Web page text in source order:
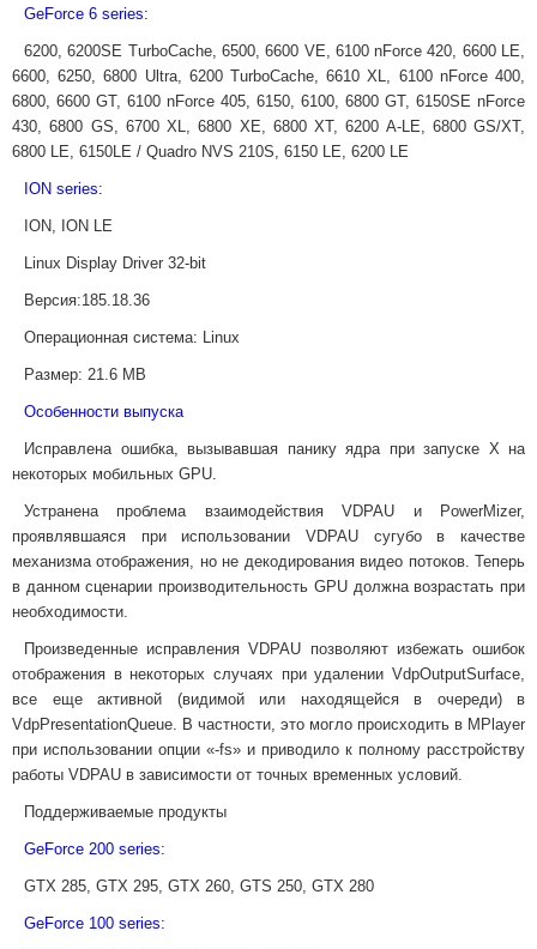
GeForce 6 series:
6200, 6200SE TurboCache, 6500, 6600 VE, 6100 nForce 420, 6600 LE,
6600, 6250, 6800 Ultra, 6200 TurboCache, 6610 XL, 6100 nForce 400,
6800, 6600 GT, 6100 nForce 405, 6150, 6100, 6800 GT, 6150SE nForce
430, 6800 GS, 6700 XL, 6800 XE, 6800 XT, 6200 A-LE, 6800 GS/XT,
6800 LE, 6150LE / Quadro NVS 210S, 6150 LE, 6200 LE
ION series:
ION, ION LE
Linux Display Driver 32-bit
Версия:185.18.36
Операционная система: Linux
Размер: 21.6 MB
Особенности выпуска
Исправлена ошибка, вызывавшая панику ядра при запуске X на
некоторых мобильных GPU.
Устранена проблема взаимодействия VDPAU и PowerMizer,
проявлявшаяся при использовании VDPAU сугубо в качестве
механизма отображения, но не декодирования видео потоков. Теперь
в данном сценарии производительность GPU должна возрастать при
необходимости.
Произведенные исправления VDPAU позволяют избежать ошибок
отображения в некоторых случаях при удалении VdpOutputSurface,
все еще активной (видимой или находящейся в очереди) в
VdpPresentationQueue. В частности, это могло происходить в MPlayer
при использовании опции «-fs» и приводило к полному расстройству
работы VDPAU в зависимости от точных временных условий.
Поддерживаемые продукты
GeForce 200 series:
GTX 285, GTX 295, GTX 260, GTS 250, GTX 280
GeForce 100 series: